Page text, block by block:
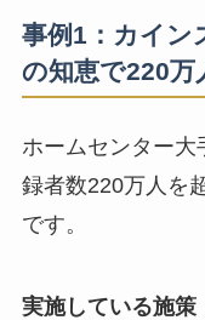
事例1：カイン
の知恵で220万
ホームセンター大
録者数220万人を
です。
実施している施策